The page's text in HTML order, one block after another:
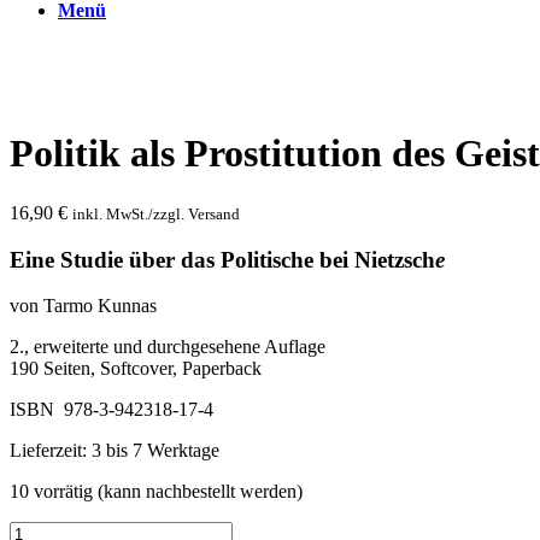
Menü
Politik als Prostitution des
16,90 € inkl. MwSt./zzgl. Versand
Eine Studie über das Politische bei Nietzsche
von Tarmo Kunnas
2., erweiterte und durchgesehene Auflage
190 Seiten, Softcover, Paperback
ISBN 978-3-942318-17-4
Lieferzeit: 3 bis 7 Werktage
10 vorrätig (kann nachbestellt werden)
Politik